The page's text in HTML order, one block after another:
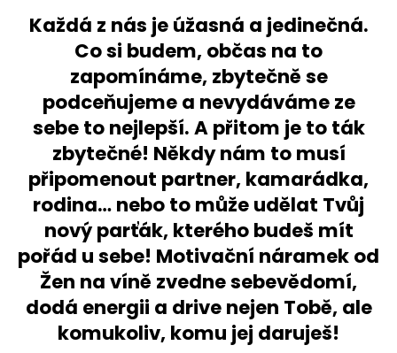
Každá z nás je úžasná a jedinečná.
Co si budem, občas na to
zapomínáme, zbytečně se
podceňujeme a nevydáváme ze
sebe to nejlepší. A přitom je to ták
zbytečné! Někdy nám to musí
připomenout partner, kamarádka,
rodina… nebo to může udělat Tvůj
nový parťák, kterého budeš mít
pořád u sebe! Motivační náramek od
Žen na víně zvedne sebevědomí,
dodá energii a drive nejen Tobě, ale
komukoliv, komu jej daruješ!
TRIČKO
ŽENY
NA
KÁVA,
VÍNO,
VELIKOST